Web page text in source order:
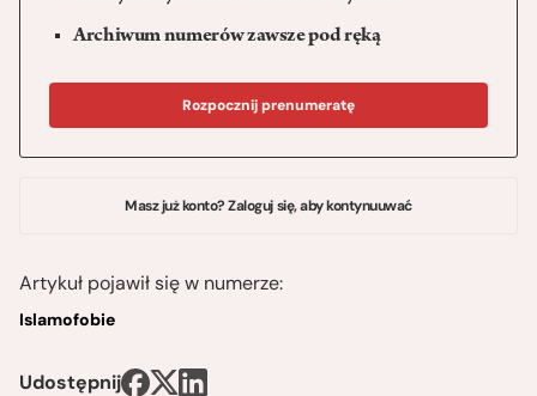
Archiwum numerów zawsze pod ręką
Rozpocznij prenumeratę
Masz już konto? Zaloguj się, aby kontynuuwać
Artykuł pojawił się w numerze:
Islamofobie
Udostępnij